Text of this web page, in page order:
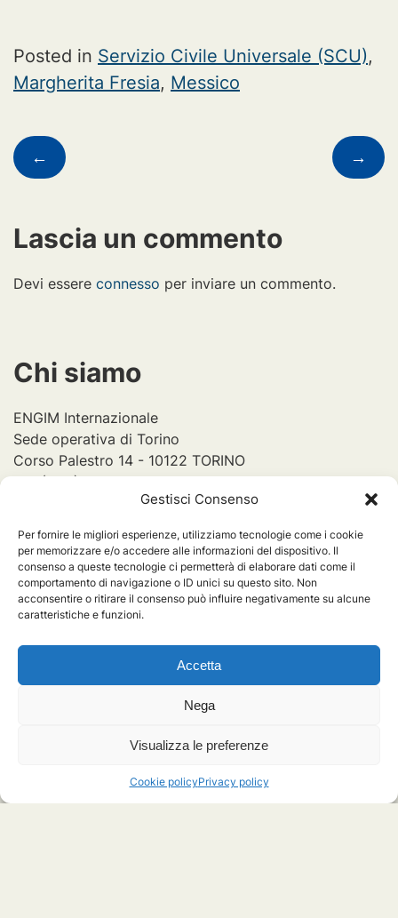
Gestisci Consenso
Per fornire le migliori esperienze, utilizziamo tecnologie come i cookie
per memorizzare e/o accedere alle informazioni del dispositivo. Il
consenso a queste tecnologie ci permetterà di elaborare dati come il
comportamento di navigazione o ID unici su questo sito. Non
acconsentire o ritirare il consenso può influire negativamente su alcune
caratteristiche e funzioni.
Accetta
Nega
Visualizza le preferenze
Cookie policyPrivacy policy
Posted in Servizio Civile Universale (SCU),
Margherita Fresia, Messico
articoli
← →
Lascia un commento
Devi essere connesso per inviare un commento.
Chi siamo
ENGIM Internazionale
Sede operativa di Torino
Corso Palestro 14 - 10122 TORINO
Tel. (+39) 011 2304318
Email: ong.piemonte@engim.it
Part. IVA 04637931009
privacy policy -cookie policy
Mondo ENGIM
Internazionale
Sei interessato/a al mondo ENGIM? Scopri di più!
Migrazioni, Educazione Globale, Attivismo:
MEGAmigraction